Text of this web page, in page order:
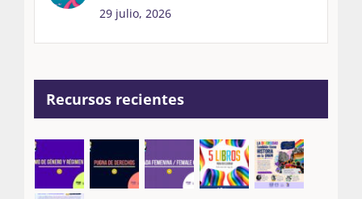
29 julio, 2026
Recursos recientes